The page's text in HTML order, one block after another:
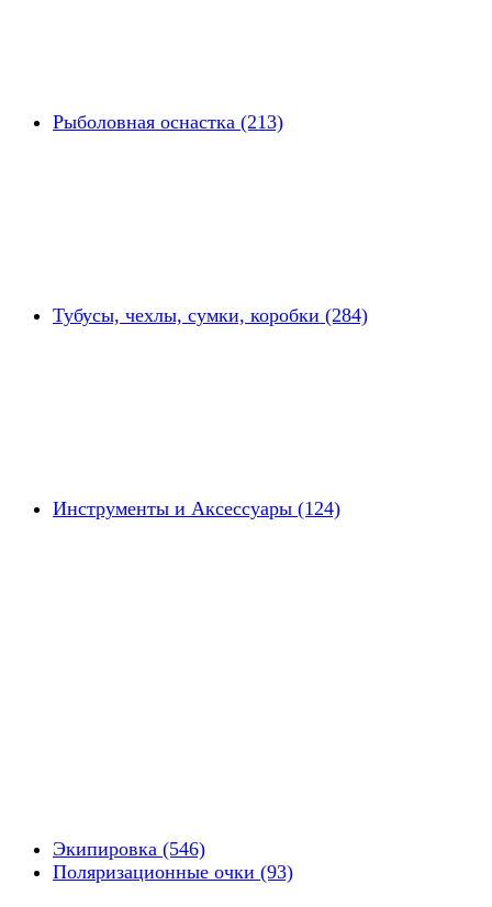
Рыболовная оснастка (213)
Тубусы, чехлы, сумки, коробки (284)
Инструменты и Аксессуары (124)
Экипировка (546)
Поляризационные очки (93)